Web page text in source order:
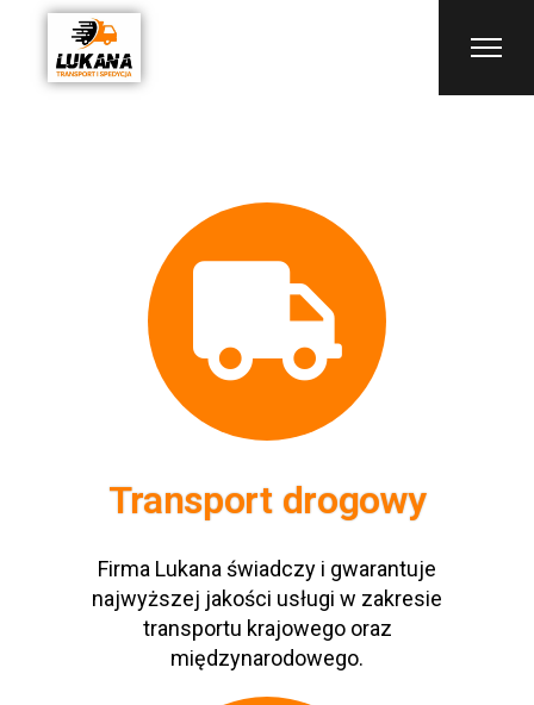
Transport drogowy
Firma Lukana świadczy i gwarantuje
najwyższej jakości usługi w zakresie
transportu krajowego oraz
międzynarodowego.